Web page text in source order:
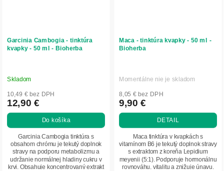
Garcinia Cambogia - tinktúra
kvapky - 50 ml - Bioherba
Skladom
10,49 € bez DPH
12,90 €
Do košíka
Garcinia Cambogia tinktúra s
obsahom chrómu je tekutý doplnok
stravy na podporu metabolizmu a
udržanie normálnej hladiny cukru v
krvi. Obsahuje koncentrovaný extrakt
Maca - tinktúra kvapky - 50 ml -
Bioherba
Momentálne nie je skladom
8,05 € bez DPH
9,90 €
DETAIL
Maca tinktúra v kvapkách s
vitamínom B6 je tekutý doplnok stravy
s extraktom z koreňa Lepidium
meyenii (5:1). Podporuje hormonálnu
rovnováhu, vitalitu a znižuje únavu.